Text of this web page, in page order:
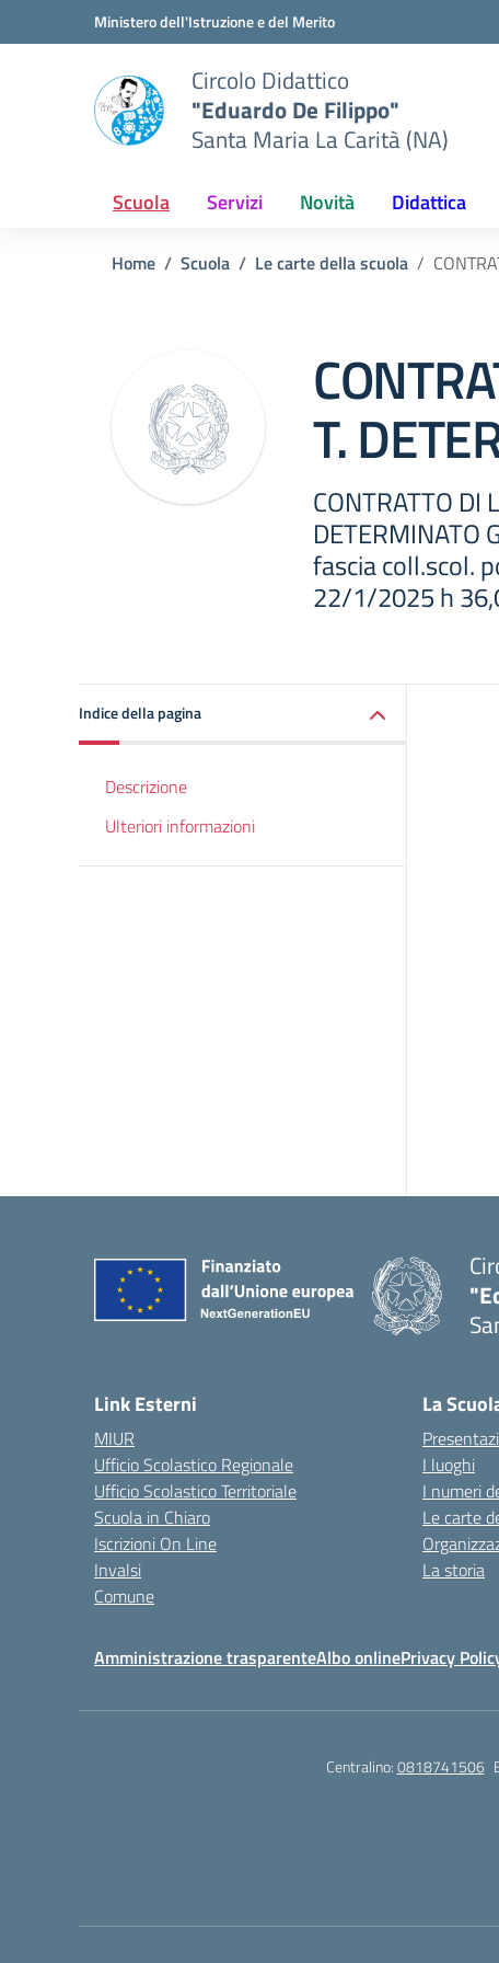
Vai ai contenuti
Vai al menu di navigazioneMinistero dell'Istruzione e del Merito
Circolo Didattico
"Eduardo De Filippo"
Santa Maria La Carità (NA)
Scuola Servizi Novità Didattica
Home Scuola Le carte della scuola
T.
CONTRATTO DI
DETERMINATO
fascia coll.scol.
22/1/2025 h
Indice della pagina
Descrizione
Ulteriori informazioni
Link Esterni
MIUR
Ufficio Scolastico Regionale
Ufficio Scolastico Territoriale
Scuola in Chiaro
Iscrizioni On Line
Invalsi
Comune
La
I luoghi
I numeri
Le carte
La storia
Amministrazione trasparenteAlbo onlinePrivacy
Centralino:0818741506